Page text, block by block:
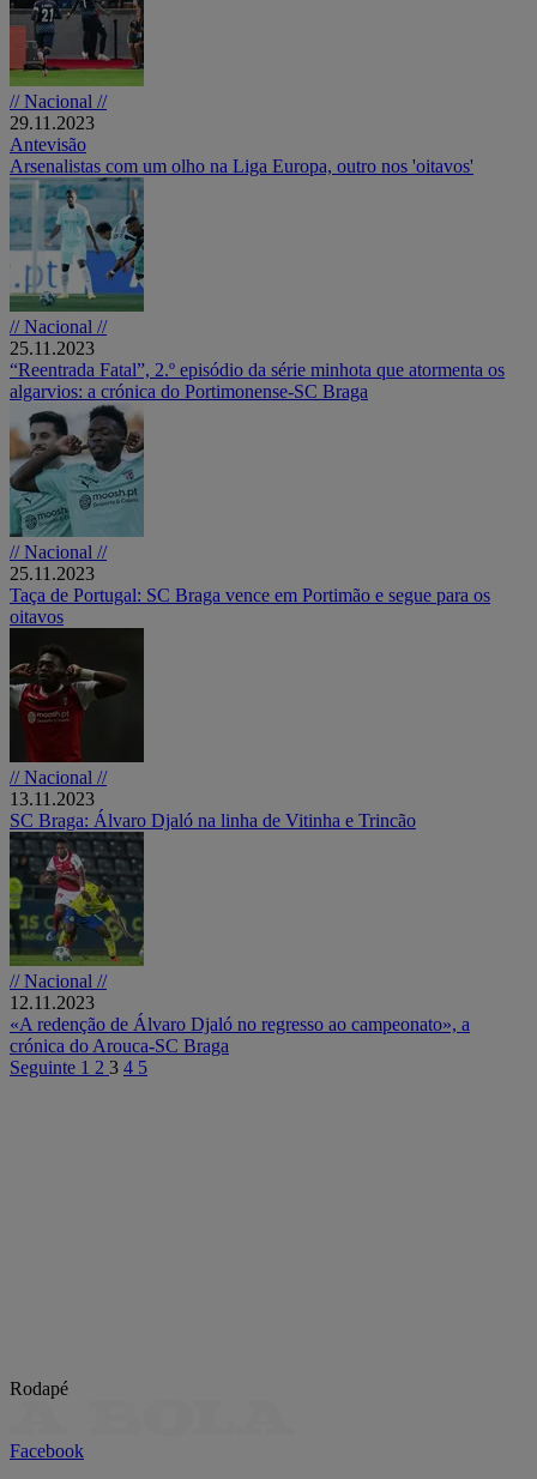
// Nacional //
29.11.2023
Antevisão
Arsenalistas com um olho na Liga Europa, outro nos 'oitavos'
// Nacional //
25.11.2023
“Reentrada Fatal”, 2.º episódio da série minhota que atormenta os
algarvios: a crónica do Portimonense-SC Braga
// Nacional //
25.11.2023
Taça de Portugal: SC Braga vence em Portimão e segue para os
oitavos
// Nacional //
13.11.2023
SC Braga: Álvaro Djaló na linha de Vitinha e Trincão
// Nacional //
12.11.2023
«A redenção de Álvaro Djaló no regresso ao campeonato», a
crónica do Arouca-SC Braga
Seguinte 1 2 3 4 5
Rodapé
Facebook